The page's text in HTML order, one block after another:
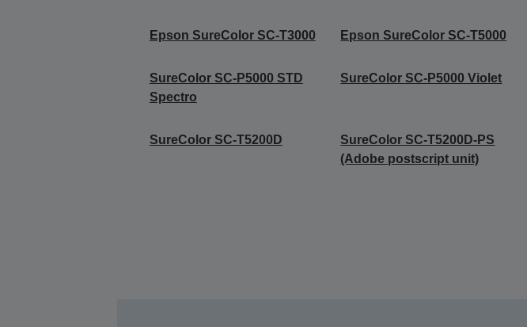
Epson SureColor SC-T3000 Epson SureColor SC-T5000
SureColor SC-P5000 STD
Spectro
SureColor SC-P5000 Violet
SureColor SC-T5200D
SureColor SC-T5200D-PS
(Adobe postscript unit)